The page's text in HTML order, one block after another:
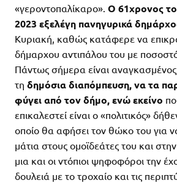
«γεροντοπαλίκαρο». Ο 61χρονος
2023 εξελέγη πανηγυρικά
Κυριακή, καθώς κατάφερε να
δήμαρχου αντιπάλου του με
Πάντως σήμερα είναι
τη δημόσια διαπόμπευση, να τα
φύγει από τον δήμο, ενώ εκείνο
επικαλεστεί είναι ο «πολιτικός»
οποίο θα αφήσει τον θώκο του για
μάτια στους ομοϊδεάτες του και
μια και οι ντόπιοι ψηφοφόροι την
δουλειά με το τροχαίο και τις